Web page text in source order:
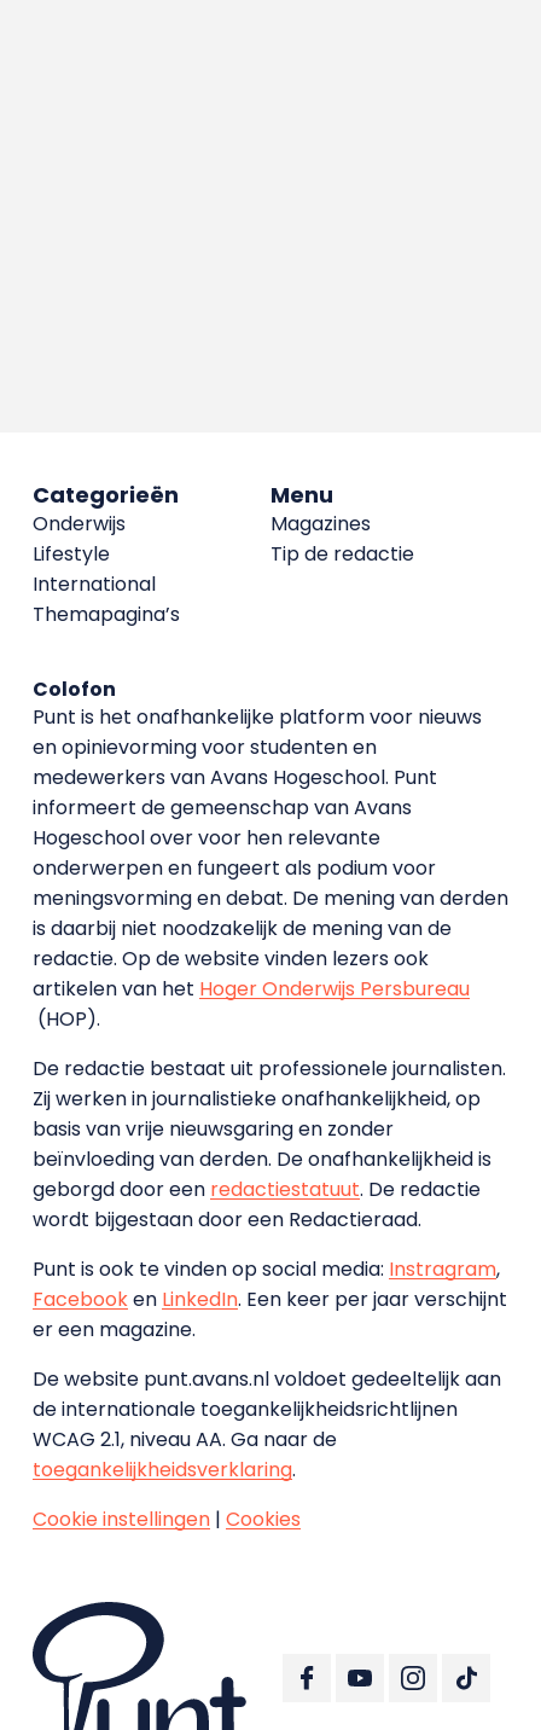
Menu
Magazines
Tip de redactie
Categorieën
Onderwijs
Lifestyle
International
Themapagina’s
Colofon
Punt is het onafhankelijke platform voor nieuws
en opinievorming voor studenten en
medewerkers van Avans Hoge­school. Punt
informeert de gemeenschap van Avans
Hogeschool over voor hen relevante
onderwerpen en fungeert als podium voor
meningsvorming en debat. De mening van derden
is daarbij niet noodzakelijk de mening van de
redactie. Op de website vinden lezers ook
artikelen van het Hoger Onderwijs Persbureau
(HOP).
De redactie bestaat uit professionele journalisten.
Zij werken in journalistieke onafhankelijkheid, op
basis van vrije nieuwsgaring en zonder
beïnvloeding van derden. De onafhankelijkheid is
geborgd door een redactiestatuut. De redactie
wordt bijgestaan door een Redactieraad.
Punt is ook te vinden op social media: Instragram,
Facebooken LinkedIn. Een keer per jaar verschijnt
er een magazine.
De website punt.avans.nl voldoet gedeeltelijk aan
de internationale toegankelijkheidsrichtlijnen
WCAG 2.1, niveau AA. Ga naar de
toegankelijkheidsverklaring.
Cookie instellingen| Cookies